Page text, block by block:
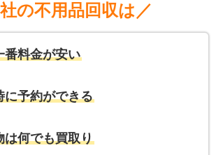
の不用品回収は／
番料金が安い
に予約ができる
は何でも買取り